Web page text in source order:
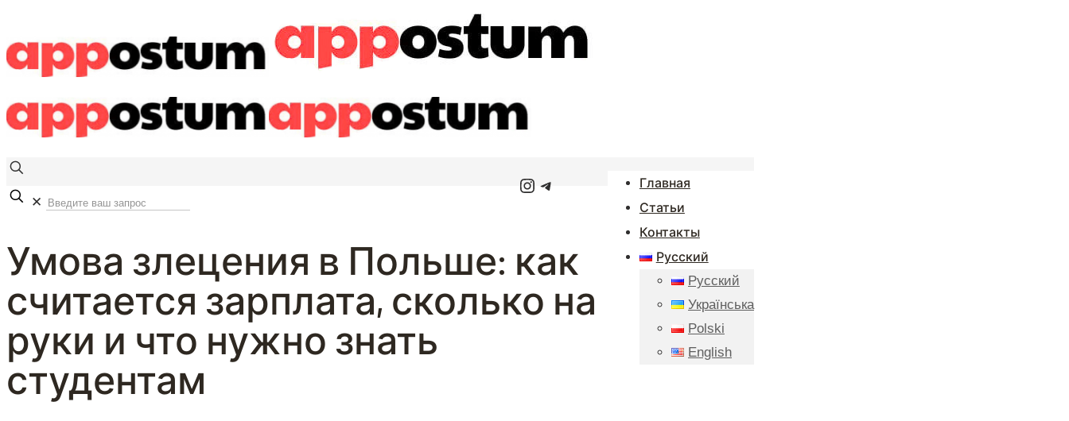
Главная
Статьи
Контакты
Русский
Русский
Українська
Polski
English
Instagram
Telegram
✕
Умова злецения в Польше: как
считается зарплата, сколько на
руки и что нужно знать
студентам